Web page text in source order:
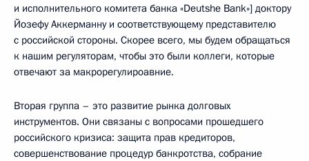
и исполнительного комитета банка «Deutshe Bank»] доктору
Йозефу Аккерманну и соответствующему представителю
с российской стороны. Скорее всего, мы будем обращаться
к нашим регуляторам, чтобы это были коллеги, которые
отвечают за макрорегулироавние.
Вторая группа – это развитие рынка долговых
инструментов. Они связаны с вопросами прошедшего
российского кризиса: защита прав кредиторов,
совершенствование процедур банкротства, собрание